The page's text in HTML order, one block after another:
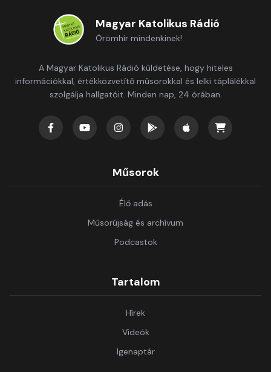
Magyar Katolikus Rádió
Örömhír mindenkinek!
A Magyar Katolikus Rádió küldetése, hogy hiteles
információkkal, értékközvetítő műsorokkal és lelki táplálékkal
szolgálja hallgatóit. Minden nap, 24 órában.
Műsorok
Élő adás
Műsorújság és archívum
Podcastok
Tartalom
Hírek
Videók
Igenaptár